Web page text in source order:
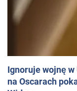
Ignoruje wojnę
na Oscarach